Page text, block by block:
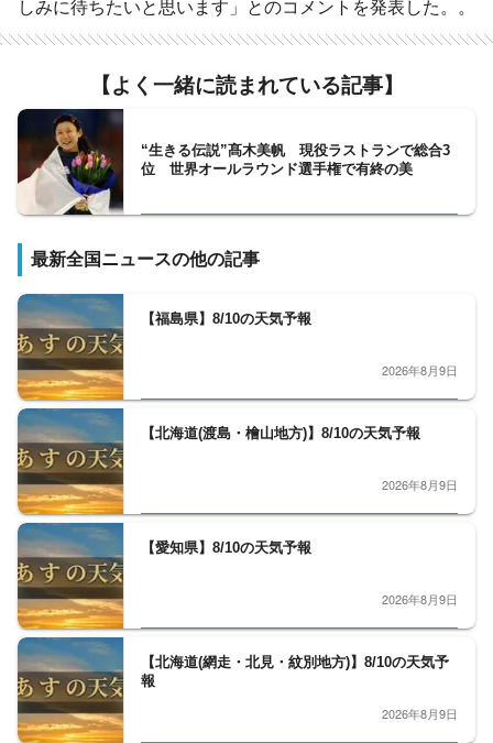
しみに待ちたいと思います」とのコメントを発表した。。
【よく一緒に読まれている記事】
“生きる伝説”髙木美帆 現役ラストランで総合3
位 世界オールラウンド選手権で有終の美
最新全国ニュースの他の記事
【福島県】8/10の天気予報
2026年8月9日
【北海道(渡島・檜山地方)】8/10の天気予報
2026年8月9日
【愛知県】8/10の天気予報
2026年8月9日
【北海道(網走・北見・紋別地方)】8/10の天気予
報
2026年8月9日